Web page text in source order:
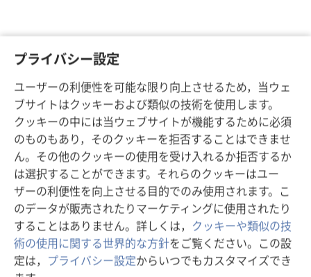
プライバシー設定
ユーザーの利便性を可能な限り向上させるため，当ウェ
ブサイトはクッキーおよび類似の技術を使用します。
クッキーの中には当ウェブサイトが機能するために必須
のものもあり，そのクッキーを拒否することはできませ
ん。その他のクッキーの使用を受け入れるか拒否するか
は選択することができます。それらのクッキーはユー
ザーの利便性を向上させる目的でのみ使用されます。こ
のデータが販売されたりマーケティングに使用されたり
することはありません。詳しくは， クッキーや類似の技
術の使用に関する世界的な方針をご覧ください。この設
定は， プライバシー設定からいつでもカスタマイズでき